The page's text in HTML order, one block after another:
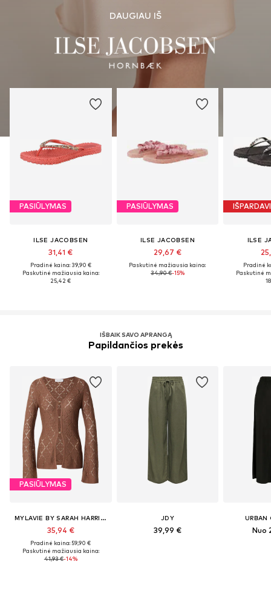
DAUGIAU IŠ
PASIŪLYMAS
ILSE JACOBSEN
31,41 €
Pradinė kaina: 39,90 €
Paskutinė mažiausia kaina:
25,42 €
PASIŪLYMAS
ILSE JACOBSEN
29,67 €
Paskutinė mažiausia kaina:
34,90 €-15%
ILSE
Pradinė
Paskutinė
IŠBAIK SAVO APRANGĄ
Papildančios prekės
PASIŪLYMAS
MYLAVIE BY SARAH HARRISON
35,94 €
Pradinė kaina: 59,90 €
Paskutinė mažiausia kaina:
41,93 €-14%
JDY
39,99 €
URBAN
Nuo